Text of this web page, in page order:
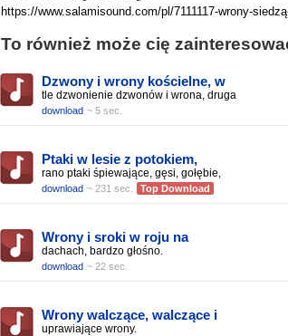
To również może cię
Dzwony i wrony kościelne, w
tle dzwonienie dzwonów i wrona, druga
download ~ 5 sec.
Ptaki w lesie z potokiem,
rano ptaki śpiewające, gęsi, gołębie,
download ~ 231 sec. Top Download
Wrony i sroki w roju na
dachach, bardzo głośno.
download ~ 22 sec.
Wrony walczące, walczące i
uprawiające wrony.